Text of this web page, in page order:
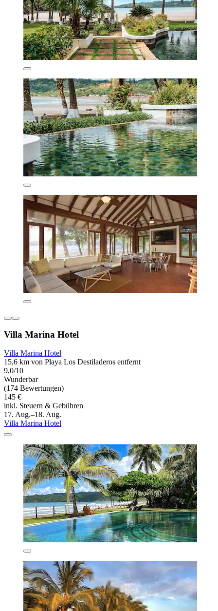
Villa Marina Hotel
Villa Marina Hotel
15,6 km von Playa Los Destiladeros entfernt
9,0/10
Wunderbar
(174 Bewertungen)
145 €
inkl. Steuern & Gebühren
17. Aug.–18. Aug.
Villa Marina Hotel